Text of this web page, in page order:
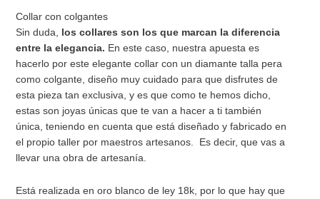
Collar con colgantes
Sin duda, los collares son los que marcan la diferencia
entre la elegancia. En este caso, nuestra apuesta es
hacerlo por este elegante collar con un diamante talla pera
como colgante, diseño muy cuidado para que disfrutes de
esta pieza tan exclusiva, y es que como te hemos dicho,
estas son joyas únicas que te van a hacer a ti también
única, teniendo en cuenta que está diseñado y fabricado en
el propio taller por maestros artesanos. Es decir, que vas a
llevar una obra de artesanía.
Está realizada en oro blanco de ley 18k, por lo que hay que